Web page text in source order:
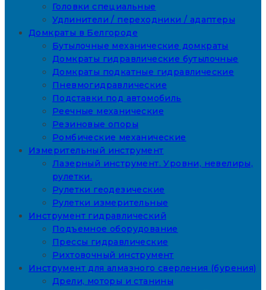
Головки специальные
Удлинители / переходники / адаптеры
Домкраты в Белгороде
Бутылочные механические домкраты
Домкраты гидравлические бутылочные
Домкраты подкатные гидравлические
Пневмогидравлические
Подставки под автомобиль
Реечные механические
Резиновые опоры
Ромбические механические
Измерительный инструмент
Лазерный инструмент. Уровни, невелиры,
рулетки.
Рулетки геодезические
Рулетки измерительные
Инструмент гидравлический
Подъемное оборудование
Прессы гидравлические
Рихтовочный инструмент
Инструмент для алмазного сверления (бурения)
Дрели, моторы и станины